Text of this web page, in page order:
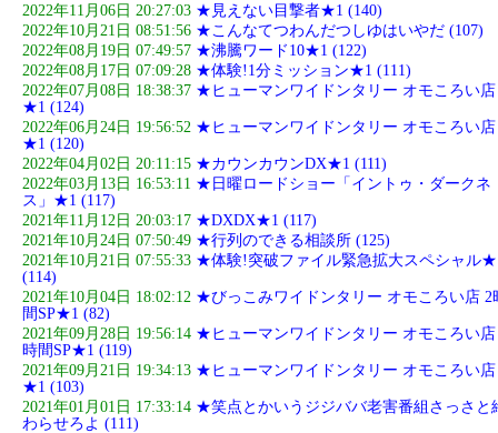
2022年11月06日 20:27:03 ★見えない目撃者★1 (140)
2022年10月21日 08:51:56 ★こんなてつわんだつしゆはいやだ (107)
2022年08月19日 07:49:57 ★沸騰ワード10★1 (122)
2022年08月17日 07:09:28 ★体験!1分ミッション★1 (111)
2022年07月08日 18:38:37 ★ヒューマンワイドンタリー オモころい店
★1 (124)
2022年06月24日 19:56:52 ★ヒューマンワイドンタリー オモころい店
★1 (120)
2022年04月02日 20:11:15 ★カウンカウンDX★1 (111)
2022年03月13日 16:53:11 ★日曜ロードショー「イントゥ・ダークネ
ス」★1 (117)
2021年11月12日 20:03:17 ★DXDX★1 (117)
2021年10月24日 07:50:49 ★行列のできる相談所 (125)
2021年10月21日 07:55:33 ★体験!突破ファイル緊急拡大スペシャル
(114)
2021年10月04日 18:02:12 ★びっこみワイドンタリー オモころい店 2
間SP★1 (82)
2021年09月28日 19:56:14 ★ヒューマンワイドンタリー オモころい店
時間SP★1 (119)
2021年09月21日 19:34:13 ★ヒューマンワイドンタリー オモころい店
★1 (103)
2021年01月01日 17:33:14 ★笑点とかいうジジババ老害番組さっさと
わらせろよ (111)